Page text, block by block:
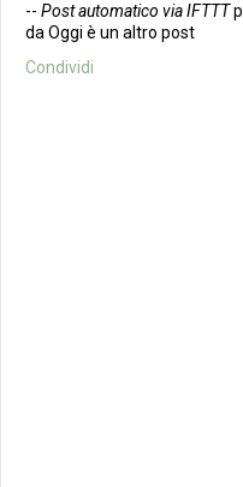
-- Post automatico via IFTTT
da Oggi è un altro post
Condividi